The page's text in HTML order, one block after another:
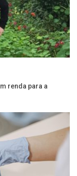
renda para a